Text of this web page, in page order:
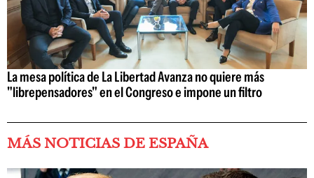
La mesa política de La Libertad Avanza no quiere más
"librepensadores" en el Congreso e impone un filtro
MÁS NOTICIAS DE ESPAÑA